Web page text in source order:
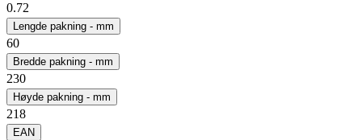
0.72
Lengde pakning - mm
60
Bredde pakning - mm
230
Høyde pakning - mm
218
EAN